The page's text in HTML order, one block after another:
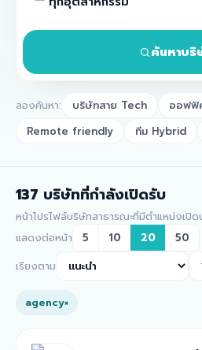
ค้นหาบริ
ลองค้นหา: บริษัทสาย Tech
ออฟฟิ
Remote friendly
ทีม Hybrid
137 บริษัทที่กำลังเปิดรับ
หน้าโปรไฟล์บริษัทสาธารณะที่มีตำแหน่งเปิ
แสดงต่อหน้า
5 10 20
50
เรียงตาม
agency×